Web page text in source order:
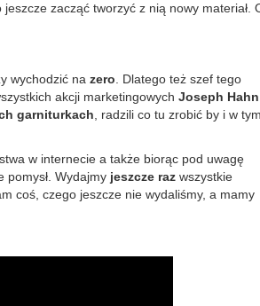
zacząć tworzyć z nią nowy materiał.
wychodzić na zero . Dlatego też szef tego
akcji marketingowych Joseph Hahn
garniturkach , radzili co tu zrobić by i w
w internecie a także biorąc pod uwagę
pomysł. Wydajmy jeszcze raz wszystkie
coś, czego jeszcze nie wydaliśmy, a mamy